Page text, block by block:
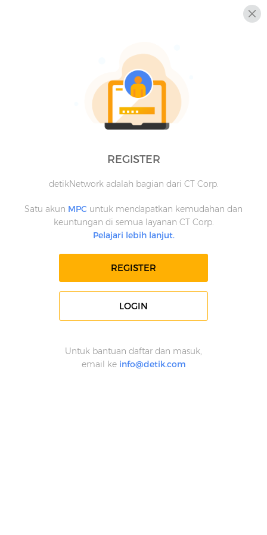
REGISTER
detikNetwork adalah bagian dari CT Corp.
Satu akun MPC untuk mendapatkan kemudahan dan
keuntungan di semua layanan CT Corp.
Pelajari lebih lanjut.
REGISTER
LOGIN
Untuk bantuan daftar dan masuk,
email ke info@detik.com